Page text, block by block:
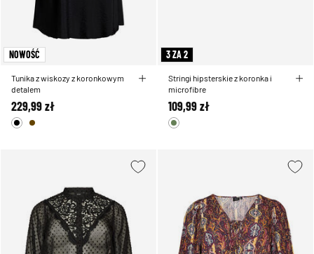
NOWOŚĆ
Tunika z wiskozy z koronkowym
detalem
229,99 zł
3 ZA 2
Stringi hipsterskie z koronka i
microfibre
109,99 zł